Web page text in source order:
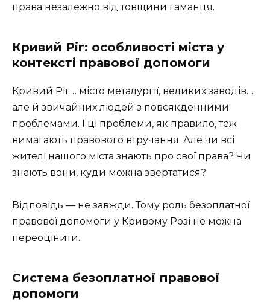
права незалежно від товщини гаманця.
Кривий Ріг: особливості міста у
контексті правової допомоги
Кривий Ріг… місто металургії, великих заводів…
але й звичайних людей з повсякденними
проблемами. І ці проблеми, як правило, теж
вимагають правового втручання. Але чи всі
жителі нашого міста знають про свої права? Чи
знають вони, куди можна звертатися?
Відповідь — не завжди. Тому роль безоплатної
правової допомоги у Кривому Розі не можна
переоцінити.
Система безоплатної правової
допомоги